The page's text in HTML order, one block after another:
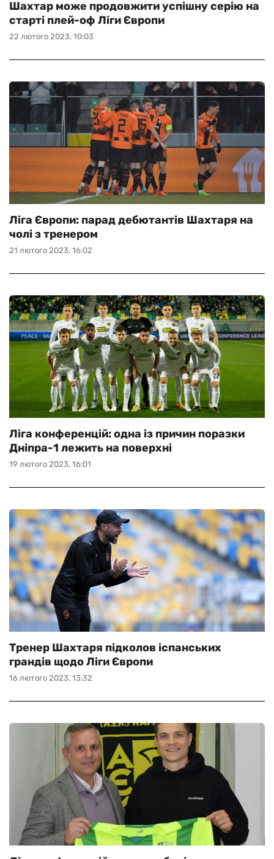
22 лютого 2023, 10:03
Шахтар може продовжити успішну серію на
старті плей-оф Ліги Європи
21 лютого 2023, 16:02
Ліга Європи: парад дебютантів Шахтаря на
чолі з тренером
19 лютого 2023, 16:01
Ліга конференцій: одна із причин поразки
Дніпра-1 лежить на поверхні
16 лютого 2023, 13:32
Тренер Шахтаря підколов іспанських
грандів щодо Ліги Європи